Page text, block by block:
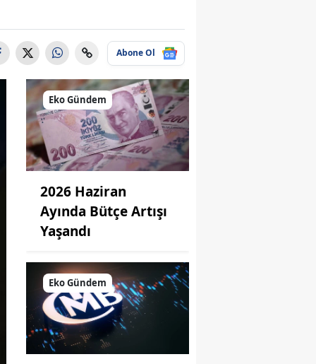
Abone Ol
Eko Gündem
2026 Haziran
Ayında Bütçe Artışı
Yaşandı
Eko Gündem